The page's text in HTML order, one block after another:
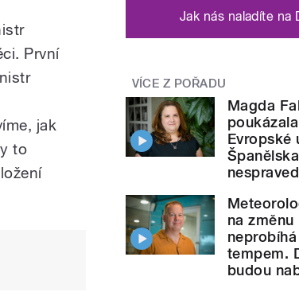
První
jak
to
Jak nás naladíte na
VÍCE Z POŘADU
Magda
Evropské
na
tempem.
budou